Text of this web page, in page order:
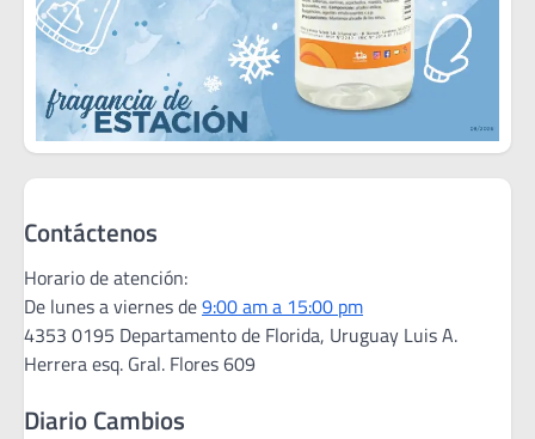
Contáctenos
Horario de atención:
De lunes a viernes de9:00 am a 15:00 pm
4353 0195 Departamento de Florida, Uruguay Luis A.
Herrera esq. Gral. Flores 609
Diario Cambios